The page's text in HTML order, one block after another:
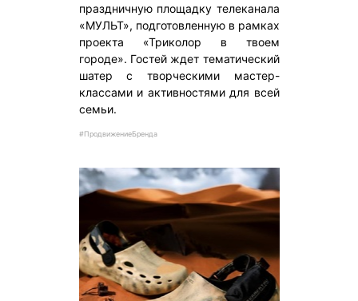
праздничную площадку телеканала
«МУЛЬТ», подготовленную в рамках
проекта «Триколор в твоем
городе». Гостей ждет тематический
шатер с творческими мастер-
классами и активностями для всей
семьи.
#ПродвижениеБренда